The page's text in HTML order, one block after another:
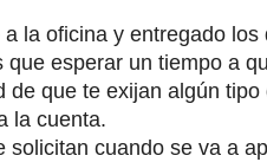
la oficina y entregado
que esperar un tiempo a
de que te exijan algún
la cuenta.
solicitan cuando se va a